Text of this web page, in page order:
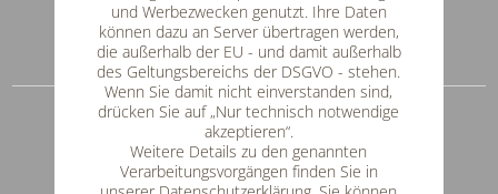
E-Mailinfo@hotel-hirschenstein.de
Impressum & Datenschutz
SERVICE & INFOS
unverbindliche Anfrage
Online-Buchung
und Werbezwecken genutzt. Ihre Daten
können dazu an Server übertragen werden,
die außerhalb der EU - und damit außerhalb
des Geltungsbereichs der DSGVO - stehen.
Wenn Sie damit nicht einverstanden sind,
drücken Sie auf „Nur technisch notwendige
akzeptieren“.
Weitere Details zu den genannten
Verarbeitungsvorgängen finden Sie in